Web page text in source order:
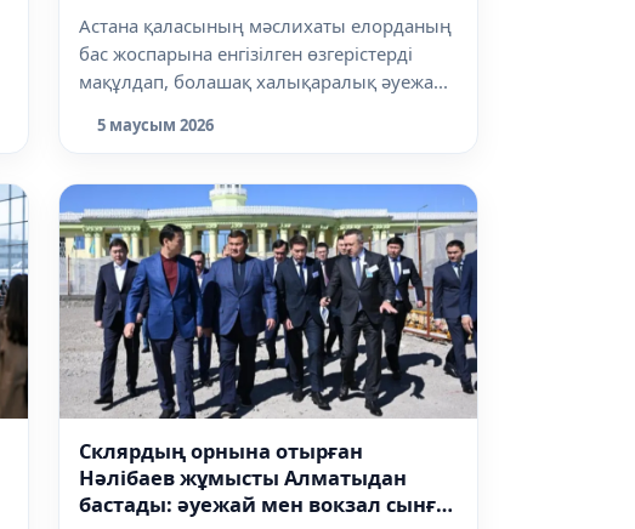
Астана қаласының мәслихаты елорданың
бас жоспарына енгізілген өзгерістерді
мақұлдап, болашақ халықаралық әуежа...
5 маусым 2026
Склярдың орнына отырған
Нәлібаев жұмысты Алматыдан
бастады: әуежай мен вокзал сынға